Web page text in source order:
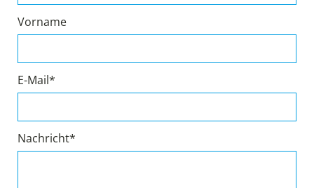
Vorname
E-Mail*
Nachricht*